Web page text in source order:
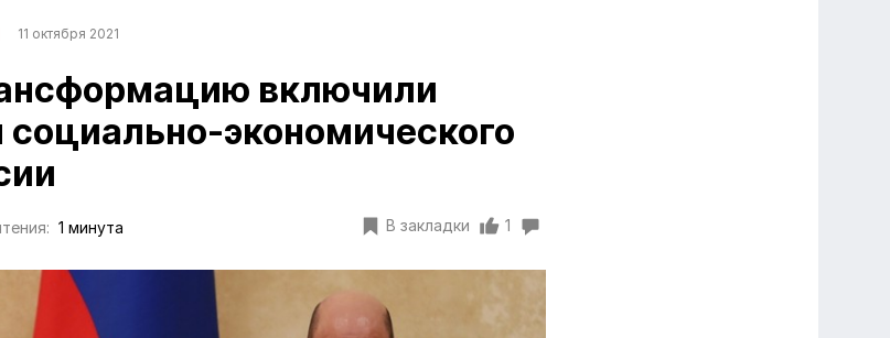
11 октября 2021
включили
экономического
1 минута В закладки 1